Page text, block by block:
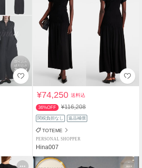
¥74,250送料込
36%OFF ¥116,208
関税負担なし 返品補償
TOTEME
PERSONAL SHOPPER
Hina007